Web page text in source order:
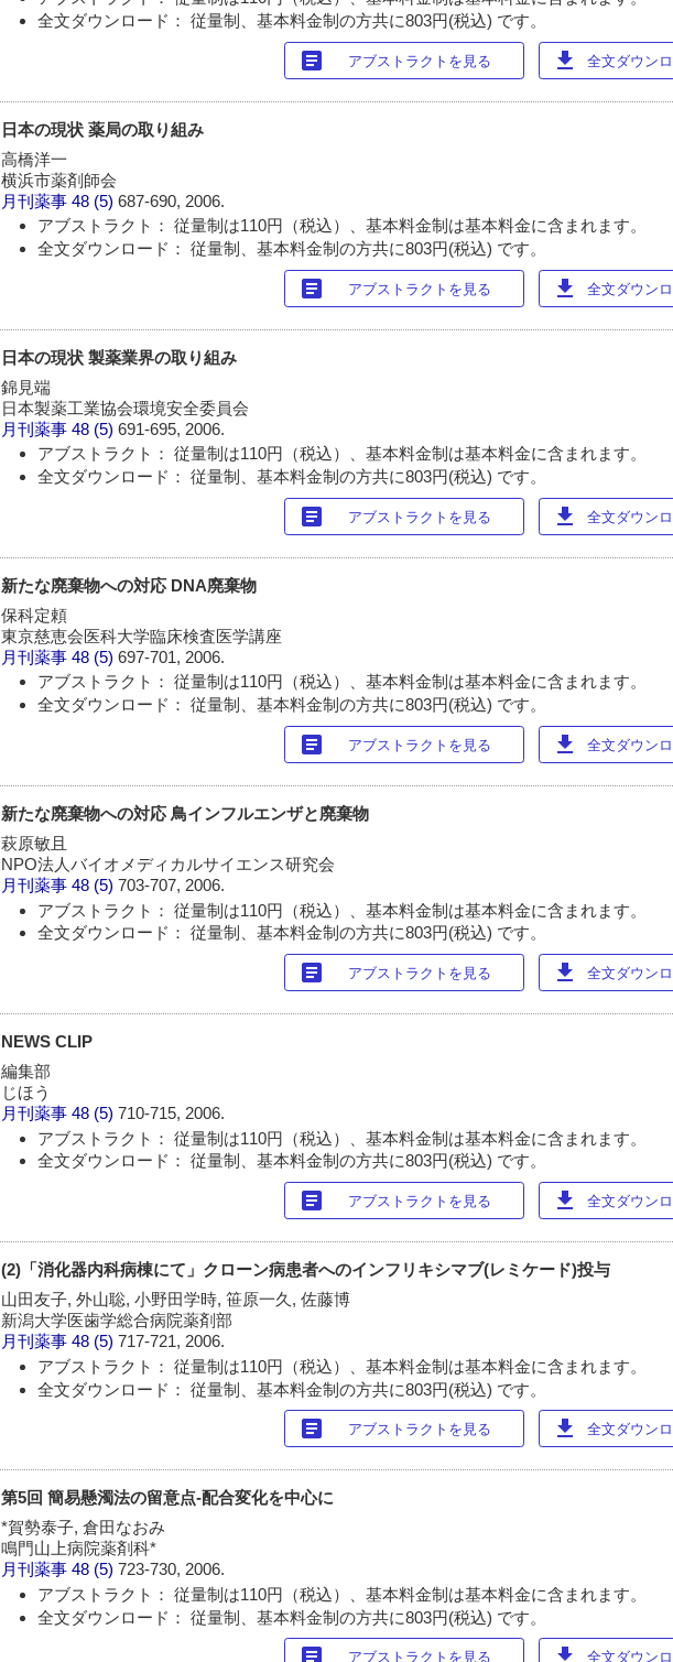
全文ダウンロード： 従量制、基本料金制の方共に803円(税込) です。
article アブストラクトを見る download 全文ダウン
日本の現状 薬局の取り組み
高橋洋一
横浜市薬剤師会
月刊薬事 48 (5)687-690, 2006.
アブストラクト： 従量制は110円（税込）、基本料金制は基本料金に含まれます。
全文ダウンロード： 従量制、基本料金制の方共に803円(税込) です。
article アブストラクトを見る download 全文ダウン
日本の現状 製薬業界の取り組み
錦見端
日本製薬工業協会環境安全委員会
月刊薬事 48 (5)691-695, 2006.
アブストラクト： 従量制は110円（税込）、基本料金制は基本料金に含まれます。
全文ダウンロード： 従量制、基本料金制の方共に803円(税込) です。
article アブストラクトを見る download 全文ダウン
新たな廃棄物への対応 DNA廃棄物
保科定頼
東京慈恵会医科大学臨床検査医学講座
月刊薬事 48 (5)697-701, 2006.
アブストラクト： 従量制は110円（税込）、基本料金制は基本料金に含まれます。
全文ダウンロード： 従量制、基本料金制の方共に803円(税込) です。
article アブストラクトを見る download 全文ダウン
新たな廃棄物への対応 鳥インフルエンザと廃棄物
萩原敏且
NPO法人バイオメディカルサイエンス研究会
月刊薬事 48 (5)703-707, 2006.
アブストラクト： 従量制は110円（税込）、基本料金制は基本料金に含まれます。
全文ダウンロード： 従量制、基本料金制の方共に803円(税込) です。
article アブストラクトを見る download 全文ダウン
NEWS CLIP
編集部
じほう
月刊薬事 48 (5)710-715, 2006.
アブストラクト： 従量制は110円（税込）、基本料金制は基本料金に含まれます。
全文ダウンロード： 従量制、基本料金制の方共に803円(税込) です。
article アブストラクトを見る download 全文ダウン
(2)「消化器内科病棟にて」クローン病患者へのインフリキシマブ(レミケード)投与
山田友子, 外山聡, 小野田学時, 笹原一久, 佐藤博
新潟大学医歯学総合病院薬剤部
月刊薬事 48 (5)717-721, 2006.
アブストラクト： 従量制は110円（税込）、基本料金制は基本料金に含まれます。
全文ダウンロード： 従量制、基本料金制の方共に803円(税込) です。
article アブストラクトを見る download 全文ダウン
第5回 簡易懸濁法の留意点-配合変化を中心に
*賀勢泰子, 倉田なおみ
鳴門山上病院薬剤科*
月刊薬事 48 (5)723-730, 2006.
アブストラクト： 従量制は110円（税込）、基本料金制は基本料金に含まれます。
全文ダウンロード： 従量制、基本料金制の方共に803円(税込) です。
article アブストラクトを見る download 全文ダウン